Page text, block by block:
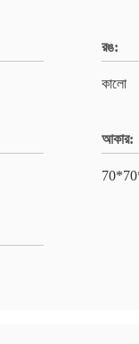
রঙ:
কালো
আকার: